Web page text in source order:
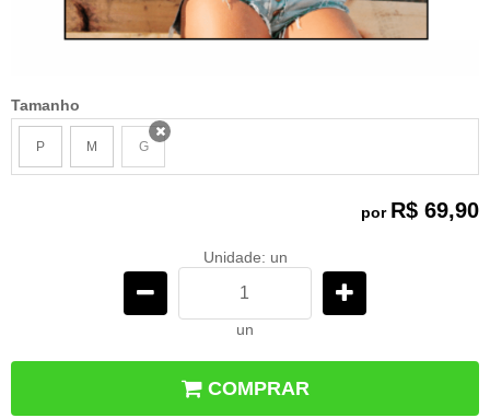
Tamanho
P M G
por R$ 69,90
Unidade: un
un
COMPRAR